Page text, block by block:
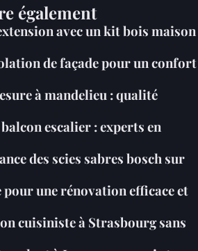
également
avec un kit bois maison
de façade pour un confort
à mandelieu : qualité
escalier : experts en
des scies sabres bosch sur
une rénovation efficace et
cuisiniste à Strasbourg sans